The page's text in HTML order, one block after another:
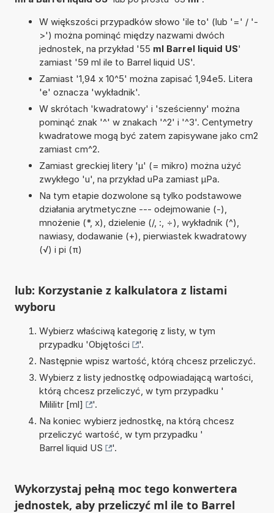
W większości przypadków słowo 'ile to' (lub '=' / '-
>') można pominąć między nazwami dwóch
jednostek, na przykład '55 ml Barrel liquid US'
zamiast '59 ml ile to Barrel liquid US'.
Zamiast '1,94 x 10^5' można zapisać 1,94e5. Litera
'e' oznacza 'wykładnik'.
W skrótach 'kwadratowy' i 'sześcienny' można
pominąć znak '^' w znakach '^2' i '^3'. Centymetry
kwadratowe mogą być zatem zapisywane jako cm2
zamiast cm^2.
Zamiast greckiej litery 'µ' (= mikro) można użyć
zwykłego 'u', na przykład uPa zamiast µPa.
Na tym etapie dozwolone są tylko podstawowe
działania arytmetyczne --- odejmowanie (-),
mnożenie (*, x), dzielenie (/, :, ÷), wykładnik (^),
nawiasy, dodawanie (+), pierwiastek kwadratowy
(√) i pi (π)
lub: Korzystanie z kalkulatora z listami
wyboru
Wybierz właściwą kategorię z listy, w tym
przypadku 'Objętości
'.
Następnie wpisz wartość, którą chcesz przeliczyć.
Wybierz z listy jednostkę odpowiadającą wartości,
którą chcesz przeliczyć, w tym przypadku '
Mililitr [ml]
'.
Na koniec wybierz jednostkę, na którą chcesz
przeliczyć wartość, w tym przypadku '
Barrel liquid US
'.
Wykorzystaj pełną moc tego konwertera
jednostek, aby przeliczyć ml ile to Barrel